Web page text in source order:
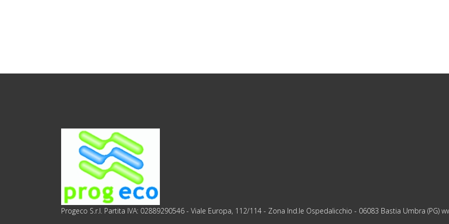
Progeco S.r.l. Partita IVA: 02889290546 - Viale Europa, 112/114 - Zona Ind.le Ospedalicchio - 06083 Bastia Umbra (PG)